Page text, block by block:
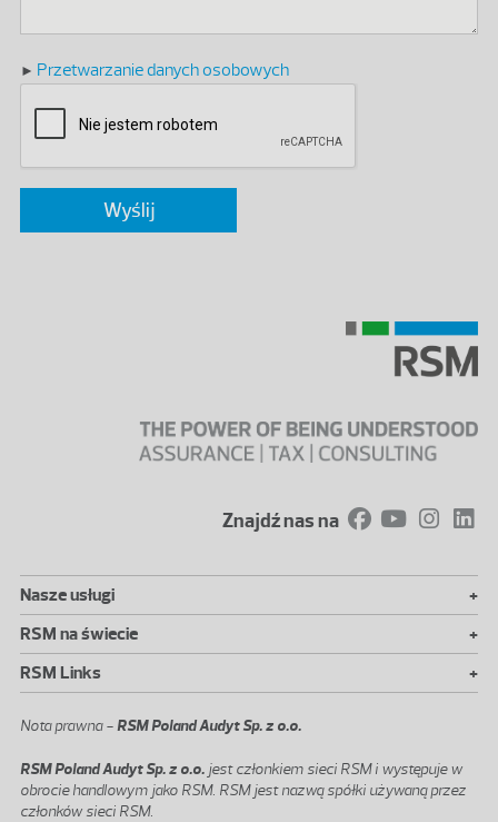
Przetwarzanie danych osobowych
Znajdź nas na
Nasze usługi
+
RSM na świecie
+
RSM Links
+
Nota prawna -RSM Poland Audyt Sp. z o.o.
RSM Poland Audyt Sp. z o.o. jest członkiem sieci RSM i występuje w
obrocie handlowym jako RSM. RSM jest nazwą spółki używaną przez
członków sieci RSM.